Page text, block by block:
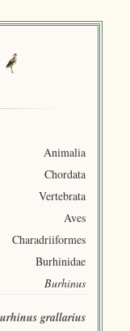
Animalia
Chordata
Vertebrata
Aves
Charadriiformes
Burhinidae
Burhinus
grallarius